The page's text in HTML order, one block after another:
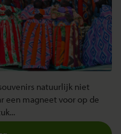
natuurlijk niet
een magneet voor op de